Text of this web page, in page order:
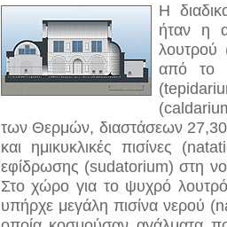
Η
ήταν η
λουτρού
από το
των Θερμών, διαστάσεων 27,30
και ημικυκλικές πισίνες
εφίδρωσης (sudatorium) στη
Στο χώρο για το ψυχρό
υπήρχε μεγάλη πισίνα νερού